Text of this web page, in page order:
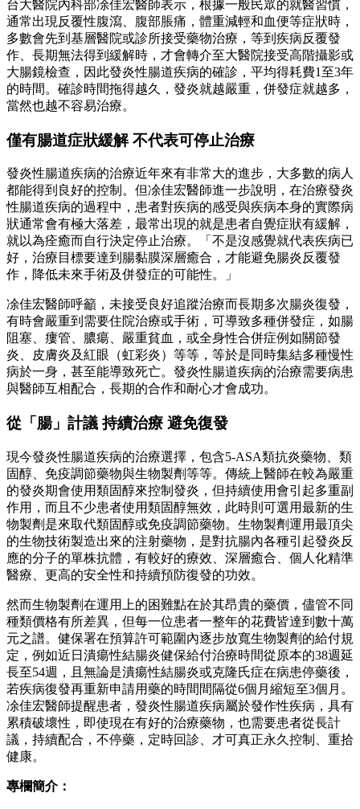
台大醫院內科部凃佳宏醫師表示，根據一般民眾的就醫習慣，
通常出現反覆性腹瀉、腹部脹痛，體重減輕和血便等症狀時，
多數會先到基層醫院或診所接受藥物治療，等到疾病反覆發
作、長期無法得到緩解時，才會轉介至大醫院接受高階攝影或
大腸鏡檢查，因此發炎性腸道疾病的確診，平均得耗費1至3年
的時間。確診時間拖得越久，發炎就越嚴重，併發症就越多，
當然也越不容易治療。
僅有腸道症狀緩解 不代表可停止治療
發炎性腸道疾病的治療近年來有非常大的進步，大多數的病人
都能得到良好的控制。但凃佳宏醫師進一步說明，在治療發炎
性腸道疾病的過程中，患者對疾病的感受與疾病本身的實際病
狀通常會有極大落差，最常出現的就是患者自覺症狀有緩解，
就以為痊癒而自行決定停止治療。「不是沒感覺就代表疾病已
好，治療目標要達到腸黏膜深層癒合，才能避免腸炎反覆發
作，降低未來手術及併發症的可能性。」
凃佳宏醫師呼籲，未接受良好追蹤治療而長期多次腸炎復發，
有時會嚴重到需要住院治療或手術，可導致多種併發症，如腸
阻塞、瘻管、膿瘍、嚴重貧血，或全身性合併症例如關節發
炎、皮膚炎及紅眼（虹彩炎）等等，等於是同時集結多種慢性
病於一身，甚至能導致死亡。發炎性腸道疾病的治療需要病患
與醫師互相配合，長期的合作和耐心才會成功。
從「腸」計議 持續治療 避免復發
現今發炎性腸道疾病的治療選擇，包含5-ASA類抗炎藥物、類
固醇、免疫調節藥物與生物製劑等等。傳統上醫師在較為嚴重
的發炎期會使用類固醇來控制發炎，但持續使用會引起多重副
作用，而且不少患者使用類固醇無效，此時則可選用最新的生
物製劑是來取代類固醇或免疫調節藥物。生物製劑運用最頂尖
的生物技術製造出來的注射藥物，是對抗腸內各種引起發炎反
應的分子的單株抗體，有較好的療效、深層癒合、個人化精準
醫療、更高的安全性和持續預防復發的功效。
然而生物製劑在運用上的困難點在於其昂貴的藥價，儘管不同
種類價格有所差異，但每一位患者一整年的花費皆達到數十萬
元之譜。健保署在預算許可範圍內逐步放寬生物製劑的給付規
定，例如近日潰瘍性結腸炎健保給付治療時間從原本的38週延
長至54週，且無論是潰瘍性結腸炎或克隆氏症在病患停藥後，
若疾病復發再重新申請用藥的時間間隔從6個月縮短至3個月。
凃佳宏醫師提醒患者，發炎性腸道疾病屬於發作性疾病，具有
累積破壞性，即使現在有好的治療藥物，也需要患者從長計
議，持續配合，不停藥，定時回診、才可真正永久控制、重拾
健康。
專欄簡介：